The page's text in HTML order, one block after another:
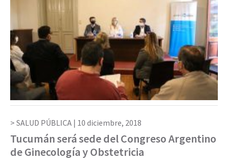
SALUD PÚBLICA | 10 diciembre, 2018
Tucumán será sede del Congreso Argentino
de Ginecología y Obstetricia